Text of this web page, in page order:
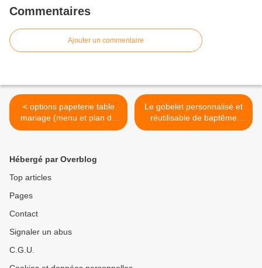
Commentaires
Ajouter un commentaire
< options papeterie table
mariage (menu et plan de
table) d'Emilie & Fabien :
Le gobelet personnalisé et
réutilisable de baptême
Gabin : tracteur animaux de
Hébergé par Overblog
Top articles
Pages
Contact
Signaler un abus
C.G.U.